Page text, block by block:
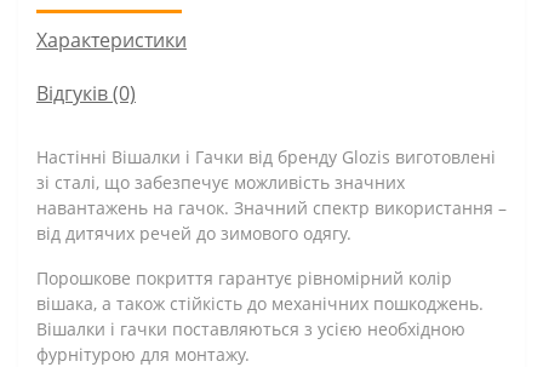
Характеристики
Відгуків (0)
Настінні Вішалки і Гачки від бренду Glozis виготовлені
зі сталі, що забезпечує можливість значних
навантажень на гачок. Значний спектр використання –
від дитячих речей до зимового одягу.
Порошкове покриття гарантує рівномірний колір
вішака, а також стійкість до механічних пошкоджень.
Вішалки і гачки поставляються з усією необхідною
фурнітурою для монтажу.